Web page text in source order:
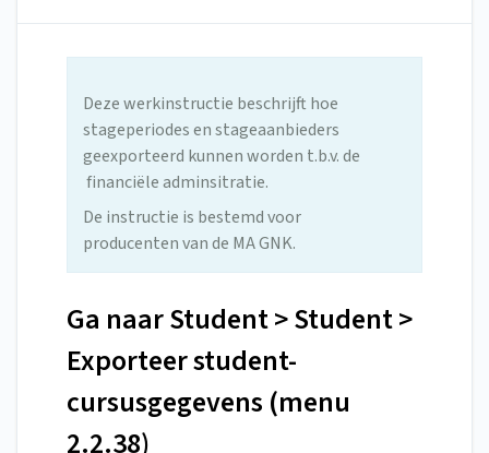
Deze werkinstructie beschrijft hoe
stageperiodes en stageaanbieders
geexporteerd kunnen worden t.b.v. de
financiële adminsitratie.
De instructie is bestemd voor
producenten van de MA GNK.
Ga naar Student > Student >
Exporteer student-
cursusgegevens (menu
2.2.38)